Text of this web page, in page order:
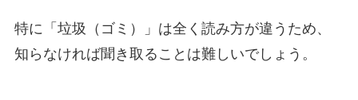
特に「垃圾（ゴミ）」は全く読み方が違うため、
知らなければ聞き取ることは難しいでしょう。